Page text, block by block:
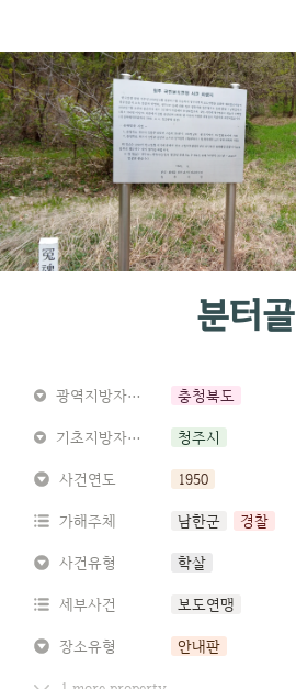
분터골
광역지방자치단체 충청북도
기초지방자치단체 청주시
사건연도 1950
가해주체 남한군 경찰
사건유형 학살
세부사건 보도연맹
장소유형 안내판